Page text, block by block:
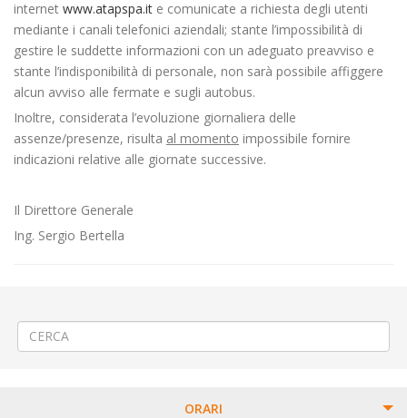
internet www.atapspa.it e comunicate a richiesta degli utenti
mediante i canali telefonici aziendali; stante l’impossibilità di
gestire le suddette informazioni con un adeguato preavviso e
stante l’indisponibilità di personale, non sarà possibile affiggere
alcun avviso alle fermate e sugli autobus.
Inoltre, considerata l’evoluzione giornaliera delle
assenze/presenze, risulta al momento impossibile fornire
indicazioni relative alle giornate successive.
Il Direttore Generale
Ing. Sergio Bertella
ORARI